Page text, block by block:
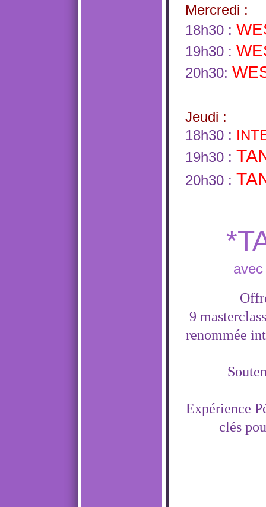
Mercredi :
18h30 :
19h30 :
20h30:
Jeudi :
18h30 :
19h30 :
20h30 :
9
renommée
Expérience
clés